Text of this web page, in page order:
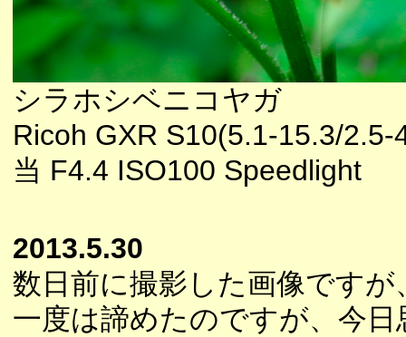
シラホシベニコヤガ
Ricoh GXR S10(5.1-15.3/2.5-
当 F4.4 ISO100 Speedlight
2013.5.30
数日前に撮影した画像です
一度は諦めたのですが、今